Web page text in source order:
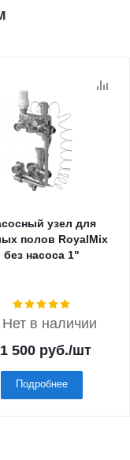
узел для
полов RoyalMix
без насоса 1"
Нет в наличии
500 руб./шт
Подробнее